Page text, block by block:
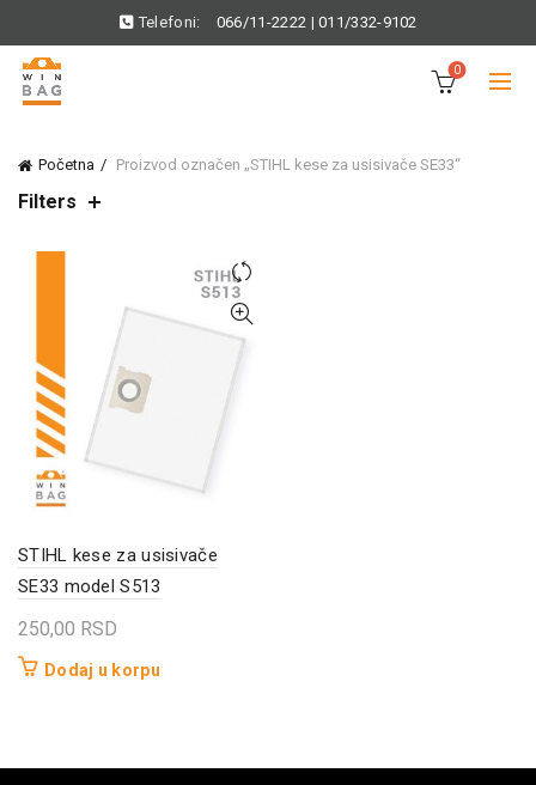
Telefoni: 066/11-2222 |011/332-9102
0
Početna Proizvod označen „STIHL kese za usisivače SE33“
Filters
STIHL kese za usisivače
SE33 model S513
250,00 RSD
Dodaj u korpu